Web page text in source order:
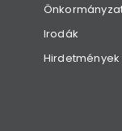
Irodák
Hirdetmények